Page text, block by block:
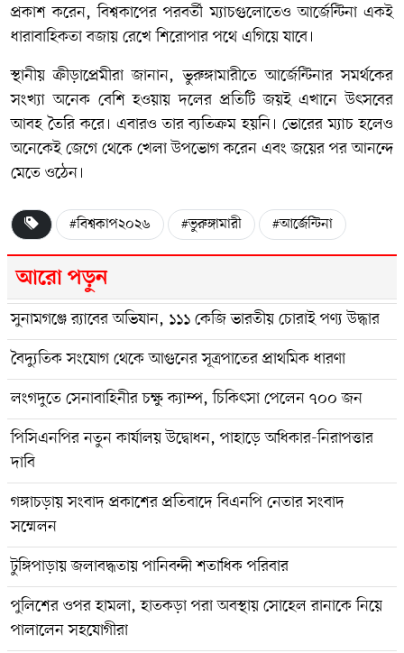
প্রকাশ করেন, বিশ্বকাপের পরবর্তী ম্যাচগুলোতেও আর্জেন্টিনা একই
ধারাবাহিকতা বজায় রেখে শিরোপার পথে এগিয়ে যাবে।
স্থানীয় ক্রীড়াপ্রেমীরা জানান, ভুরুঙ্গামারীতে আর্জেন্টিনার সমর্থকের
সংখ্যা অনেক বেশি হওয়ায় দলের প্রতিটি জয়ই এখানে উৎসবের
আবহ তৈরি করে। এবারও তার ব্যতিক্রম হয়নি। ভোরের ম্যাচ হলেও
অনেকেই জেগে থেকে খেলা উপভোগ করেন এবং জয়ের পর আনন্দে
মেতে ওঠেন।
#বিশ্বকাপ২০২৬ #ভুরুঙ্গামারী #আর্জেন্টিনা
আরো পড়ুন
সুনামগঞ্জে র‍্যাবের অভিযান, ১১১ কেজি ভারতীয় চোরাই পণ্য উদ্ধার
বৈদ্যুতিক সংযোগ থেকে আগুনের সূত্রপাতের প্রাথমিক ধারণা
লংগদুতে সেনাবাহিনীর চক্ষু ক্যাম্প, চিকিৎসা পেলেন ৭০০ জন
পিসিএনপির নতুন কার্যালয় উদ্বোধন, পাহাড়ে অধিকার-নিরাপত্তার
দাবি
গঙ্গাচড়ায় সংবাদ প্রকাশের প্রতিবাদে বিএনপি নেতার সংবাদ
সম্মেলন
টুঙ্গিপাড়ায় জলাবদ্ধতায় পানিবন্দী শতাধিক পরিবার
পুলিশের ওপর হামলা, হাতকড়া পরা অবস্থায় সোহেল রানাকে নিয়ে
পালালেন সহযোগীরা